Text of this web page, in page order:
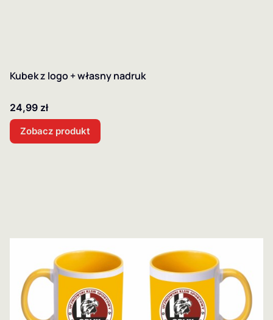
Kubek z logo + własny nadruk
Cena
24,99 zł
Zobacz produkt